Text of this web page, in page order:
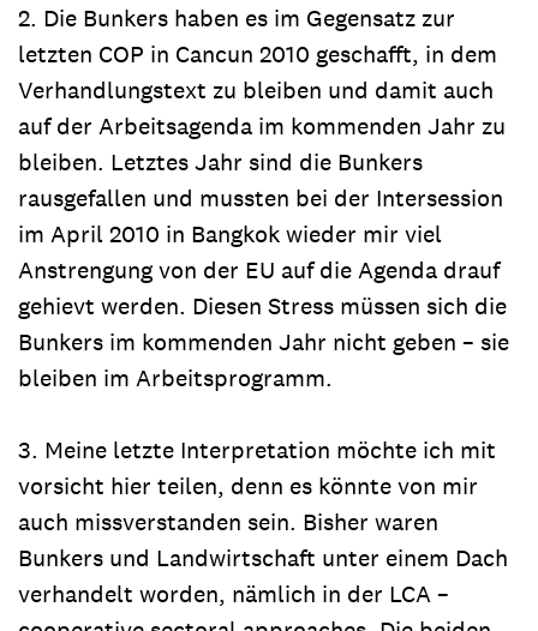
2. Die Bunkers haben es im Gegensatz zur
letzten COP in Cancun 2010 geschafft, in dem
Verhandlungstext zu bleiben und damit auch
auf der Arbeitsagenda im kommenden Jahr zu
bleiben. Letztes Jahr sind die Bunkers
rausgefallen und mussten bei der Intersession
im April 2010 in Bangkok wieder mir viel
Anstrengung von der EU auf die Agenda drauf
gehievt werden. Diesen Stress müssen sich die
Bunkers im kommenden Jahr nicht geben – sie
bleiben im Arbeitsprogramm.
3. Meine letzte Interpretation möchte ich mit
vorsicht hier teilen, denn es könnte von mir
auch missverstanden sein. Bisher waren
Bunkers und Landwirtschaft unter einem Dach
verhandelt worden, nämlich in der LCA –